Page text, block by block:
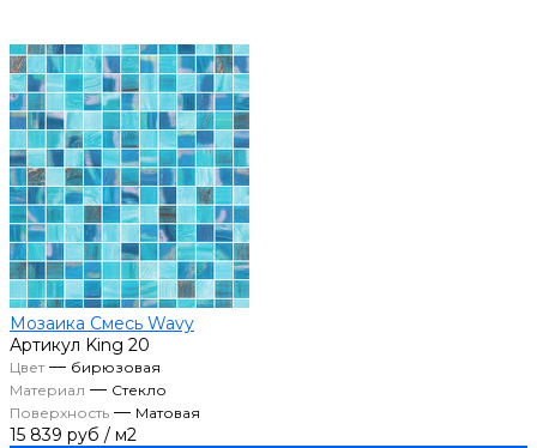
Мозаика Смесь Wavy
Артикул King 20
Цвет— бирюзовая
Материал — Стекло
Поверхность — Матовая
15 839 руб / м2